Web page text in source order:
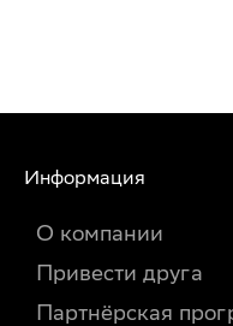
Информация
О компании
Привести друга
Партнёрская